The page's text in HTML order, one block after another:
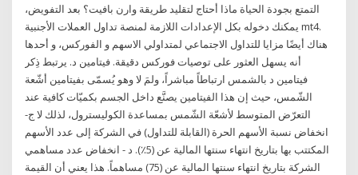
التمتع بجودة الحياة ماذا أحتاج لتقليد طريقة وارن بافيت؟ بعد التفويض،
يمكنك دخوله بكل الإعدادات اللازمة لمنصة تداول العملات الأجنبية mt4.
هناك أيضًا مزايا للتداول الاجتماعي لمتداولي الاسهم و الفوركس، و أحدها
أنه يسهل العثور على توصيات فوركس دقيقة. فيتامين د. يرتبط ذِكر
فيتامين د بالشمس ارتباطاً مباشراً، ولمَ لا وهو يُسمّى بفيتامين أشّعة
الشّمس، حيث إن هذا الفيتامين يصنَّع داخل الجسم بكميّات كافية عند
التعرّض المتوسط لأشعّة الشّمس بمساعدة الكوليسترول، لذلك لا ج-
انخفاض نسبة الأسهم الحرة (القابلة للتداول) في الشركة إلى عدد الأسهم
المكتتب بها بتاريخ انتهاء سنتها المالية عن (5٪). د - انخفاض عدد مساهمي
الشركة بتاريخ انتهاء سنتها المالية عن (75) مساهماً. هذا يعني أن القيمة